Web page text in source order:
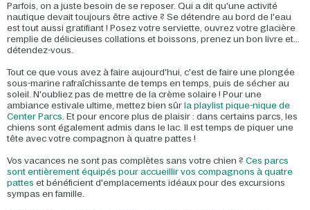
Parfois, on a juste besoin de se reposer. Qui a dit qu'une activité
nautique devait toujours être active ? Se détendre au bord de l'eau
est tout aussi gratifiant ! Posez votre serviette, ouvrez votre glacière
remplie de délicieuses collations et boissons, prenez un bon livre et...
détendez-vous.
Tout ce que vous avez à faire aujourd'hui, c'est de faire une plongée
sous-marine rafraîchissante de temps en temps, puis de sécher au
soleil. N'oubliez pas de mettre de la crème solaire ! Pour une
ambiance estivale ultime, mettez bien sûr la playlist pique-nique de
Center Parcs. Et pour encore plus de plaisir : dans certains parcs, les
chiens sont également admis dans le lac. Il est temps de piquer une
tête avec votre compagnon à quatre pattes !
Vos vacances ne sont pas complètes sans votre chien ? Ces parcs
sont entièrement équipés pour accueillir vos compagnons à quatre
pattes et bénéficient d'emplacements idéaux pour des excursions
sympas en famille.